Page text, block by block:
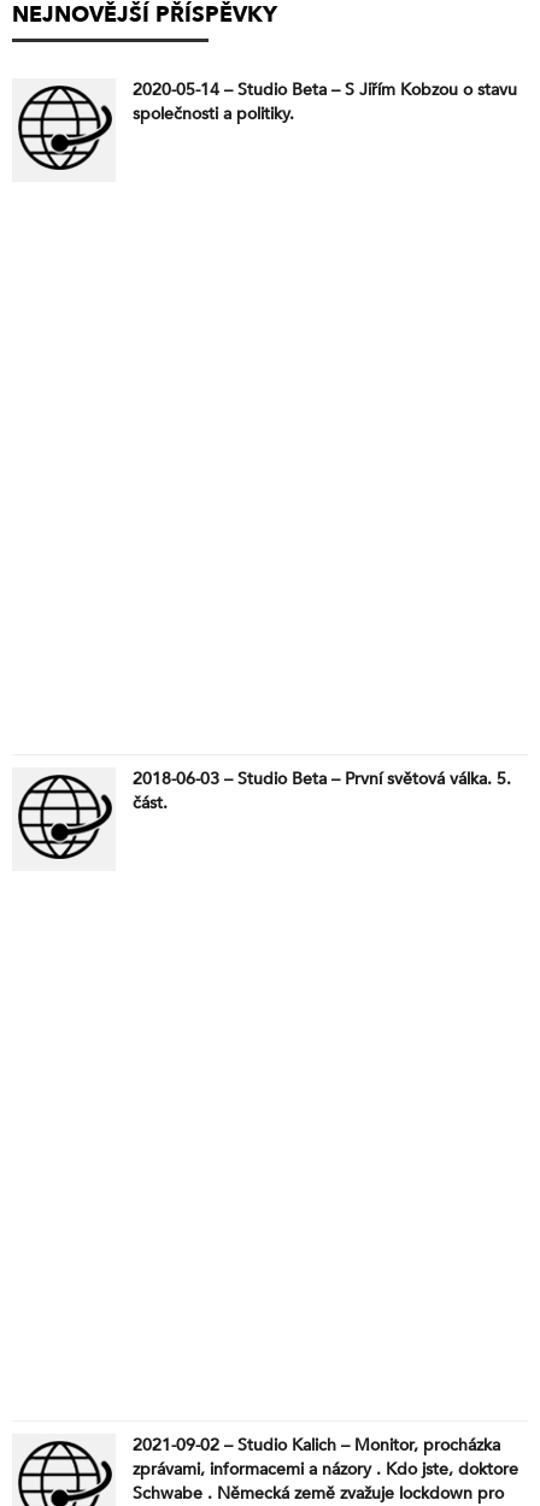
NEJNOVĚJŠÍ PŘÍSPĚVKY
2020-05-14 – Studio Beta – S Jiřím Kobzou o stavu
společnosti a politiky.
2018-06-03 – Studio Beta – První světová válka. 5.
část.
2021-09-02 – Studio Kalich – Monitor, procházka
zprávami, informacemi a názory . Kdo jste, doktore
Schwabe . Německá země zvažuje lockdown pro